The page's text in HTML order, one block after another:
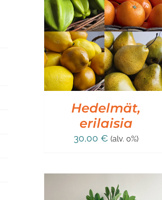
Hedelmät,
erilaisia
30,00 € (alv. 0%)
LISÄÄ OSTOSKORIIN
/
LISÄTIEDOT